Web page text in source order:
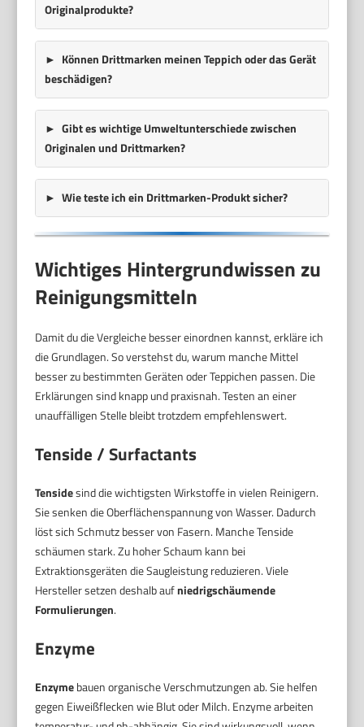
Originalprodukte?
Können Drittmarken meinen Teppich oder das Gerät
beschädigen?
Gibt es wichtige Umweltunterschiede zwischen
Originalen und Drittmarken?
Wie teste ich ein Drittmarken-Produkt sicher?
Wichtiges Hintergrundwissen zu
Reinigungsmitteln
Damit du die Vergleiche besser einordnen kannst, erkläre ich
die Grundlagen. So verstehst du, warum manche Mittel
besser zu bestimmten Geräten oder Teppichen passen. Die
Erklärungen sind knapp und praxisnah. Testen an einer
unauffälligen Stelle bleibt trotzdem empfehlenswert.
Tenside / Surfactants
Tensidesind die wichtigsten Wirkstoffe in vielen Reinigern.
Sie senken die Oberflächenspannung von Wasser. Dadurch
löst sich Schmutz besser von Fasern. Manche Tenside
schäumen stark. Zu hoher Schaum kann bei
Extraktionsgeräten die Saugleistung reduzieren. Viele
Hersteller setzen deshalb aufniedrigschäumende
Formulierungen.
Enzyme
Enzymebauen organische Verschmutzungen ab. Sie helfen
gegen Eiweißflecken wie Blut oder Milch. Enzyme arbeiten